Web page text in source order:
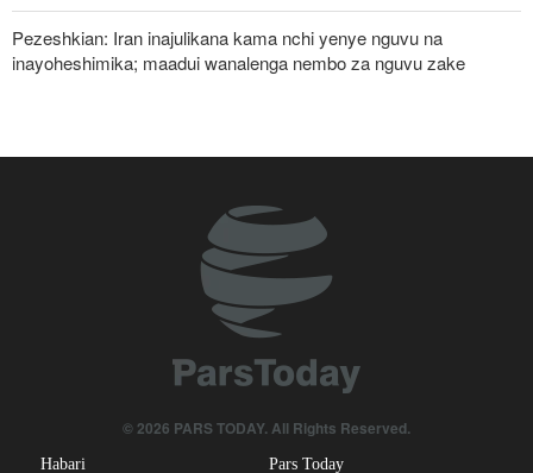
Pezeshkian: Iran inajulikana kama nchi yenye nguvu na
inayoheshimika; maadui wanalenga nembo za nguvu zake
Malengo yanayofuatiliwa na Marekani katika kuzichochea nchi za
Kiarabu zikabiliane na Iran
Kuhusu Vita vya Marekani dhidi ya Iran
Waziri wa Afya wa Iran alaani shambulio la Marekani dhidi ya
© 2026 PARS TODAY. All Rights Reserved.
Habari Pars Today